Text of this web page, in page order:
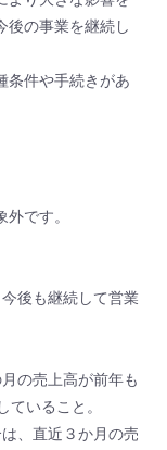
後の事業を継続し
条件や手続きがあ
です。
後も継続して営業
の売上高が前年も
ていること。
、直近３か月の売